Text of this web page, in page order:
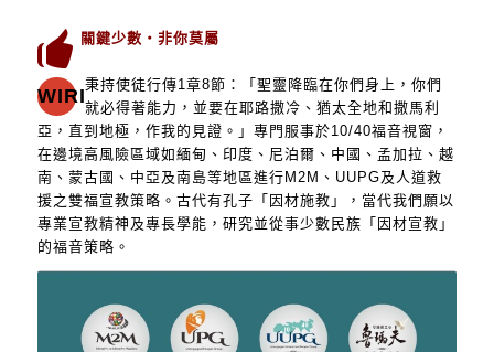
關鍵少數‧非你莫屬
WIRI
秉持使徒行傳1章8節：「聖靈降臨在你們身上，你們
就必得著能力，並要在耶路撒冷、猶太全地和撒馬利
亞，直到地極，作我的見證。」專門服事於10/40福音視窗，
在邊境高風險區域如緬甸、印度、尼泊爾、中國、孟加拉、越
南、蒙古國、中亞及南島等地區進行M2M、UUPG及人道救
援之雙福宣教策略。古代有孔子「因材施教」，當代我們願以
專業宣教精神及專長學能，研究並從事少數民族「因材宣教」
的福音策略。